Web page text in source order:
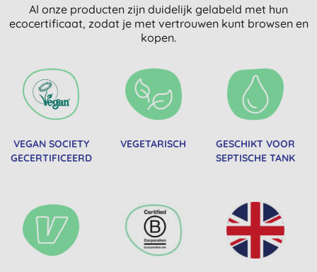
Al onze producten zijn duidelijk gelabeld met hun
ecocertificaat, zodat je met vertrouwen kunt browsen en
kopen.
VEGAN SOCIETY
GECERTIFICEERD
VEGETARISCH
GESCHIKT VOOR
SEPTISCHE TANK